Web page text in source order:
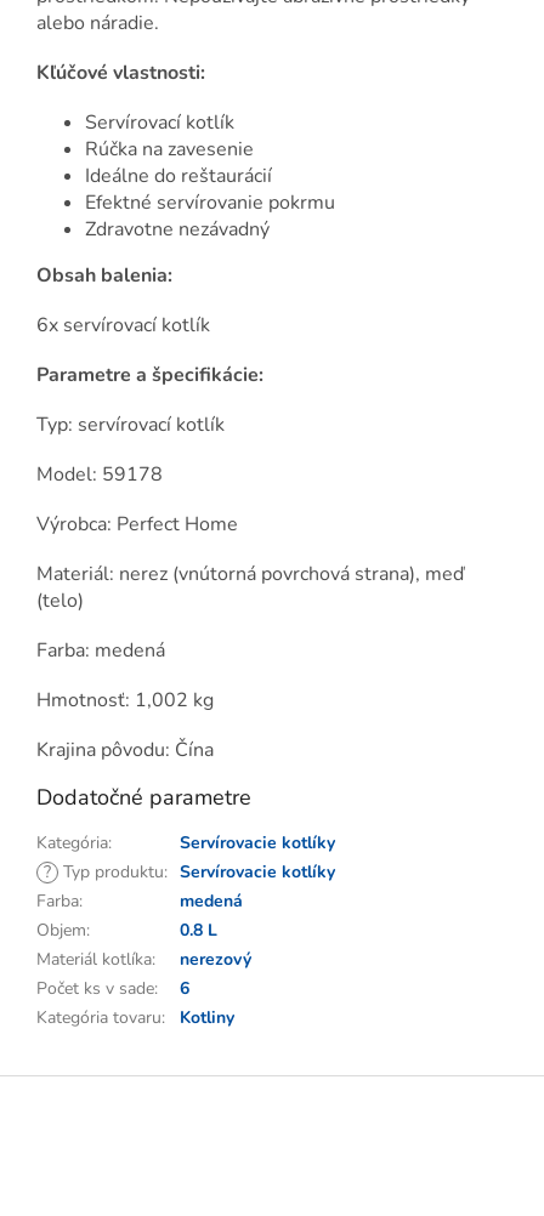
alebo náradie.
Kľúčové vlastnosti:
Servírovací kotlík
Rúčka na zavesenie
Ideálne do reštaurácií
Efektné servírovanie pokrmu
Zdravotne nezávadný
Obsah balenia:
6x servírovací kotlík
Parametre a špecifikácie:
Typ: servírovací kotlík
Model: 59178
Výrobca: Perfect Home
Materiál: nerez (vnútorná povrchová strana), meď
(telo)
Farba: medená
Hmotnosť: 1,002 kg
Krajina pôvodu: Čína
Dodatočné parametre
Kategória:
Servírovacie kotlíky
? Typ produktu: Servírovacie kotlíky
Farba:
medená
Objem:
0.8 L
Materiál kotlíka:
nerezový
Počet ks v sade:
6
Kategória tovaru: Kotliny
Z